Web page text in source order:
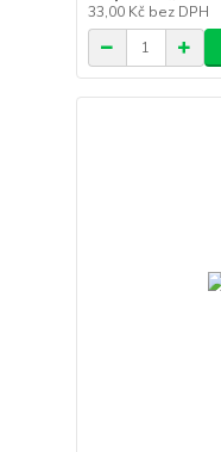
33,00 Kč bez DPH